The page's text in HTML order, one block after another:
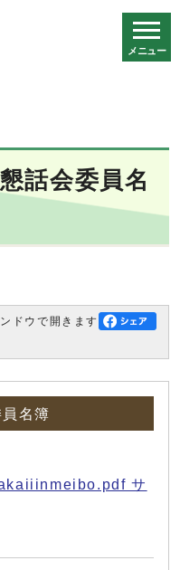
メニュー
話会委員名
ドウで開きます
名簿
サ